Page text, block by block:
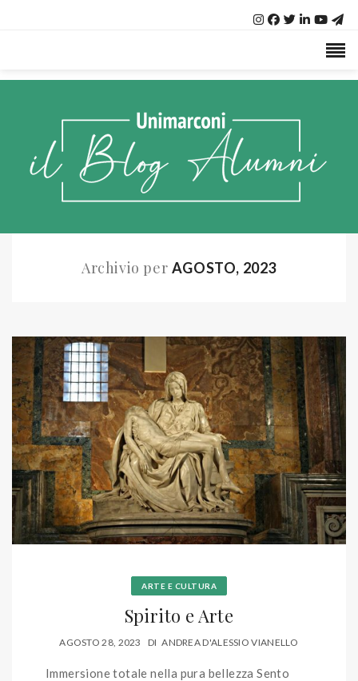
Archivio per AGOSTO, 2023
ARTE E CULTURA
Spirito e Arte
AGOSTO 28, 2023 DI ANDREA D'ALESSIO VIANELLO
Immersione totale nella pura bellezza Sento